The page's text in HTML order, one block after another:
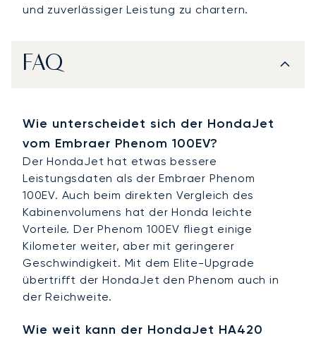
und zuverlässiger Leistung zu chartern.
FAQ
Wie unterscheidet sich der HondaJet
vom Embraer Phenom 100EV?
Der HondaJet hat etwas bessere
Leistungsdaten als der Embraer Phenom
100EV. Auch beim direkten Vergleich des
Kabinenvolumens hat der Honda leichte
Vorteile. Der Phenom 100EV fliegt einige
Kilometer weiter, aber mit geringerer
Geschwindigkeit. Mit dem Elite-Upgrade
übertrifft der HondaJet den Phenom auch in
der Reichweite.
Wie weit kann der HondaJet HA420